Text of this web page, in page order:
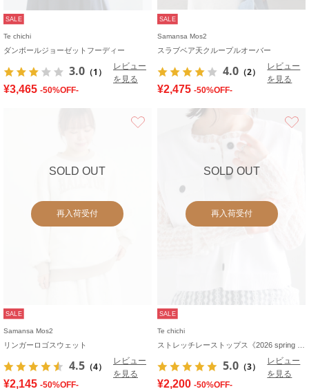
SALE
Te chichi
ダンボールジョーゼットフーディー
3.0 （1）
レビュー
を見る
¥3,465 -50%OFF-
SALE
Samansa Mos2
スラブベア天クループルオーバー
4.0 （2）
レビュー
を見る
¥2,475 -50%OFF-
SOLD OUT
再入荷受付
お気に入り
SALE
Samansa Mos2
リンガーロゴスウェット
4.5 （4）
レビュー
を見る
¥2,145 -50%OFF-
SOLD OUT
再入荷受付
SALE
Te chichi
5.0 （3）
レビュー
を見る
¥2,200 -50%OFF-